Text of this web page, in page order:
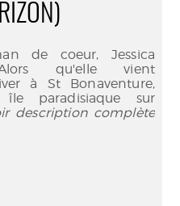
de coeur, Jessica
qu'elle vient
à St Bonaventure,
île paradisiaque sur
description complète